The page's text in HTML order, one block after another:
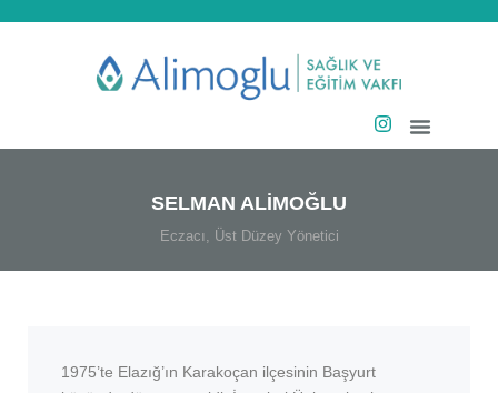
SELMAN ALİMOĞLU
Eczacı, Üst Düzey Yönetici
1975’te Elazığ’ın Karakoçan ilçesinin Başyurt